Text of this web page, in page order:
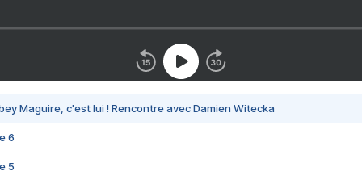
Maguire, c'est lui ! Rencontre avec Damien Witecka
6
5